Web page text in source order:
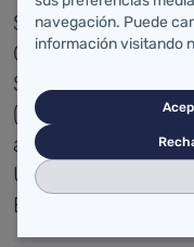
Salud (ZBS),
Centros de Salud,
Servicios de
(SUAP). Además,
asistenciales y un
Urgencias
Emergencias 061
navegación. Puede
información visitando